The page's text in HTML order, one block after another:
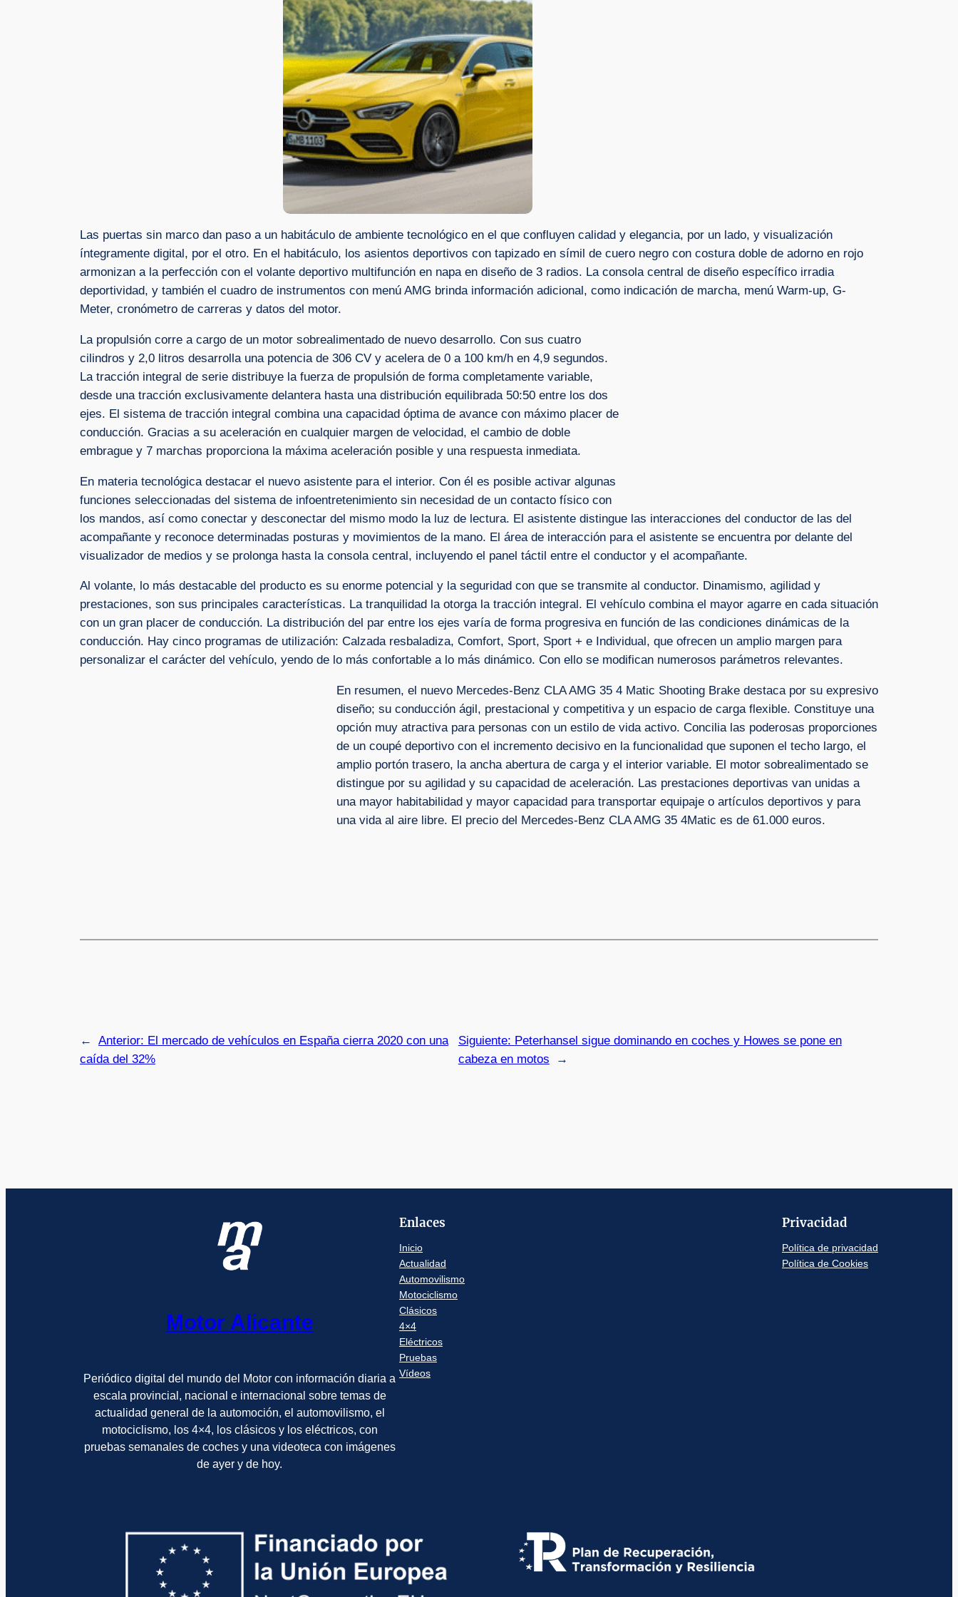
Las puertas sin marco dan paso a un habitáculo de ambiente tecnológico en el que confluyen calidad y elegancia, por un lado, y visualización
íntegramente digital, por el otro. En el habitáculo, los asientos deportivos con tapizado en símil de cuero negro con costura doble de adorno en rojo
armonizan a la perfección con el volante deportivo multifunción en napa en diseño de 3 radios. La consola central de diseño específico irradia
deportividad, y también el cuadro de instrumentos con menú AMG brinda información adicional, como indicación de marcha, menú Warm-up, G-
Meter, cronómetro de carreras y datos del motor.
La propulsión corre a cargo de un motor sobrealimentado de nuevo desarrollo. Con sus cuatro
cilindros y 2,0 litros desarrolla una potencia de 306 CV y acelera de 0 a 100 km/h en 4,9 segundos.
La tracción integral de serie distribuye la fuerza de propulsión de forma completamente variable,
desde una tracción exclusivamente delantera hasta una distribución equilibrada 50:50 entre los dos
ejes. El sistema de tracción integral combina una capacidad óptima de avance con máximo placer de
conducción. Gracias a su aceleración en cualquier margen de velocidad, el cambio de doble
embrague y 7 marchas proporciona la máxima aceleración posible y una respuesta inmediata.
En materia tecnológica destacar el nuevo asistente para el interior. Con él es posible activar algunas
funciones seleccionadas del sistema de infoentretenimiento sin necesidad de un contacto físico con
los mandos, así como conectar y desconectar del mismo modo la luz de lectura. El asistente distingue las interacciones del conductor de las del
acompañante y reconoce determinadas posturas y movimientos de la mano. El área de interacción para el asistente se encuentra por delante del
visualizador de medios y se prolonga hasta la consola central, incluyendo el panel táctil entre el conductor y el acompañante.
Al volante, lo más destacable del producto es su enorme potencial y la seguridad con que se transmite al conductor. Dinamismo, agilidad y
prestaciones, son sus principales características. La tranquilidad la otorga la tracción integral. El vehículo combina el mayor agarre en cada situación
con un gran placer de conducción. La distribución del par entre los ejes varía de forma progresiva en función de las condiciones dinámicas de la
conducción. Hay cinco programas de utilización: Calzada resbaladiza, Comfort, Sport, Sport + e Individual, que ofrecen un amplio margen para
personalizar el carácter del vehículo, yendo de lo más confortable a lo más dinámico. Con ello se modifican numerosos parámetros relevantes.
En resumen, el nuevo Mercedes-Benz CLA AMG 35 4 Matic Shooting Brake destaca por su expresivo
diseño; su conducción ágil, prestacional y competitiva y un espacio de carga flexible. Constituye una
opción muy atractiva para personas con un estilo de vida activo. Concilia las poderosas proporciones
de un coupé deportivo con el incremento decisivo en la funcionalidad que suponen el techo largo, el
amplio portón trasero, la ancha abertura de carga y el interior variable. El motor sobrealimentado se
distingue por su agilidad y su capacidad de aceleración. Las prestaciones deportivas van unidas a
una mayor habitabilidad y mayor capacidad para transportar equipaje o artículos deportivos y para
una vida al aire libre. El precio del Mercedes-Benz CLA AMG 35 4Matic es de 61.000 euros.
← Anterior: El mercado de vehículos en España cierra 2020 con una
caída del 32%
Siguiente: Peterhansel sigue dominando en coches y Howes se pone en
cabeza en motos
→
Motor Alicante
Periódico digital del mundo del Motor con información diaria a
escala provincial, nacional e internacional sobre temas de
actualidad general de la automoción, el automovilismo, el
motociclismo, los 4×4, los clásicos y los eléctricos, con
pruebas semanales de coches y una videoteca con imágenes
de ayer y de hoy.
Enlaces
Inicio
Actualidad
Automovilismo
Motociclismo
Clásicos
4×4
Eléctricos
Pruebas
Vídeos
Privacidad
Política de privacidad
Política de Cookies